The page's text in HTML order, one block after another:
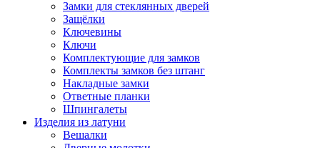
Замки для стеклянных дверей
Защёлки
Ключевины
Ключи
Комплектующие для замков
Комплекты замков без штанг
Накладные замки
Ответные планки
Шпингалеты
Изделия из латуни
Вешалки